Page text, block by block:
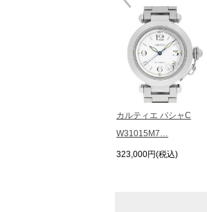
カルティエ パシャC
W31015M7…
323,000円(税込)